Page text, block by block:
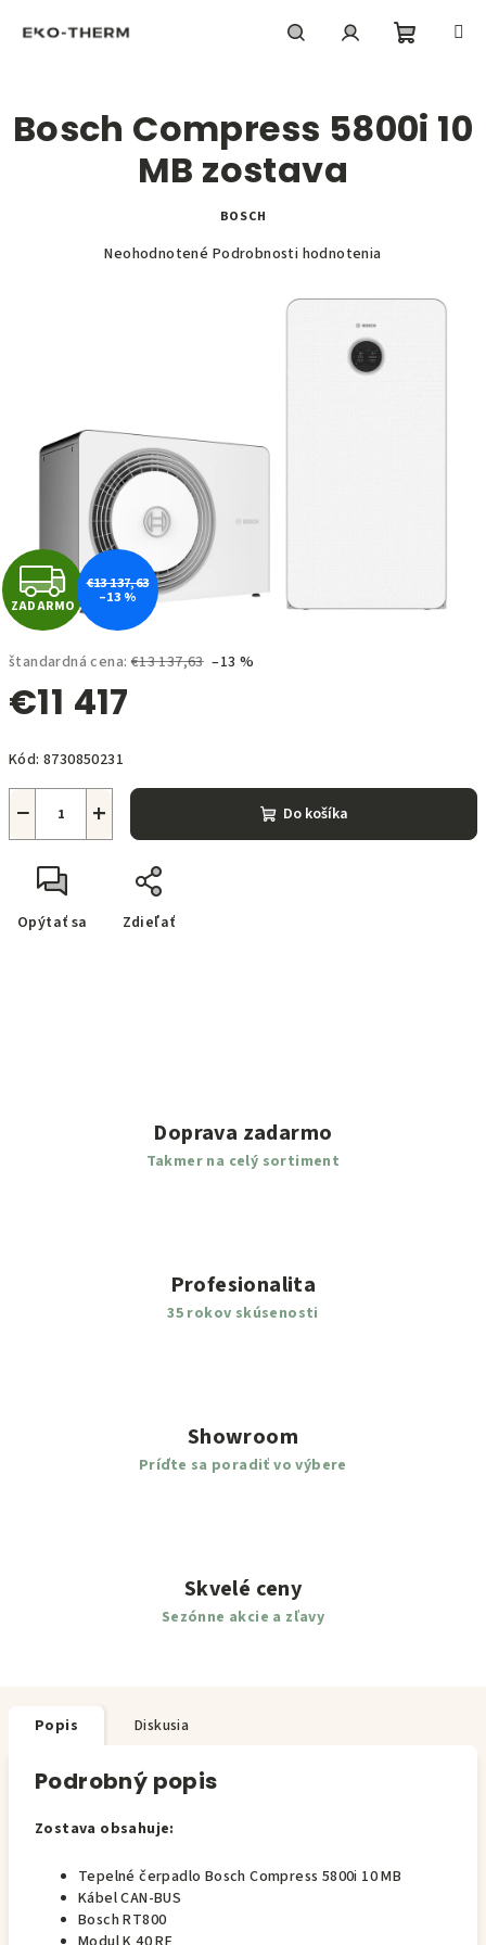
košík
štandardná cena: €13 137,63 –13 %
€11 417
cena:
Kód: 8730850231
+
− Do košíka
Opýtať sa Zdieľať
Bosch Compress 5800i 10
MB zostava
BOSCH
Priemerné
Neohodnotené Podrobnosti hodnotenia
Z
A
D
A
R
M
O
ZADARMO
€13 137,63
–13 %
Doprava zadarmo
Takmer na celý sortiment
Profesionalita
35 rokov skúsenosti
Showroom
Príďte sa poradiť vo výbere
Skvelé ceny
Sezónne akcie a zľavy
Popis Diskusia
Podrobný popis
Zostava obsahuje:
Tepelné čerpadlo Bosch Compress 5800i 10 MB
Kábel CAN-BUS
Bosch RT800